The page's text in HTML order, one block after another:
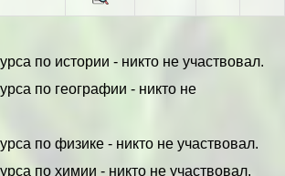
по истории - никто не участвовал.
по географии - никто не
по физике - никто не участвовал.
по химии - никто не участвовал.